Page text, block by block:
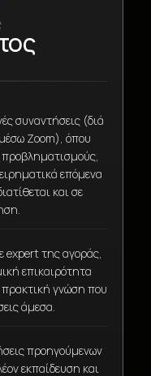
συναντήσεις (διά
Zoom), όπου
προβληματισμούς,
επόμενα
και σε
expert της αγοράς,
επικαιρότητα
πρακτική γνώση που
άμεσα.
προηγούμενων
εκπαίδευση και